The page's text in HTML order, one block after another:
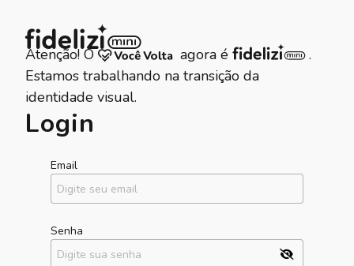
Atenção! O agora é
.
Estamos trabalhando na transição da
identidade visual.
Login
Email
Senha